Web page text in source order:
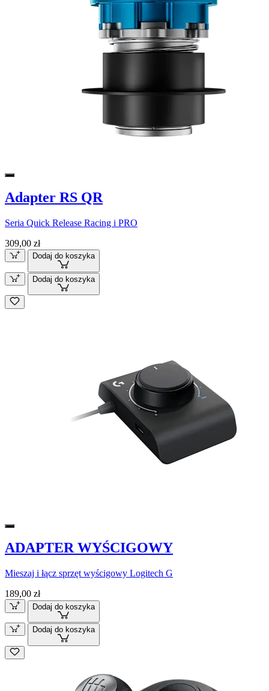
Adapter RS QR
Seria Quick Release Racing i PRO
309,00 zł
Dodaj do koszyka
Dodaj do koszyka
ADAPTER WYŚCIGOWY
Mieszaj i łącz sprzęt wyścigowy Logitech G
189,00 zł
Dodaj do koszyka
Dodaj do koszyka